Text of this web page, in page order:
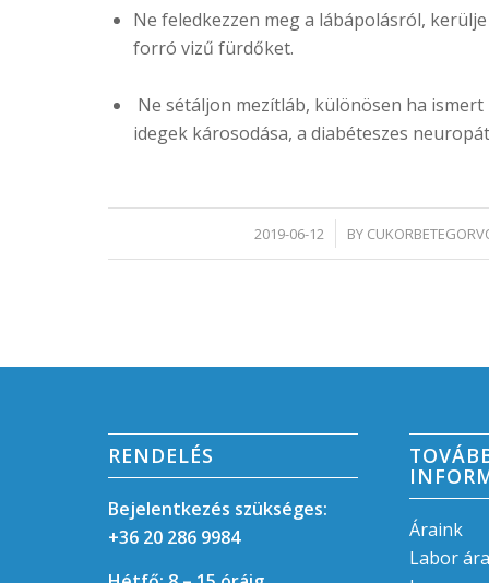
Ne feledkezzen meg a lábápolásról,
forró vizű fürdőket.
Ne sétáljon mezítláb, különösen ha
idegek károsodása, a diabéteszes
2019-06-12
/ BY
RENDELÉS
Bejelentkezés szükséges:
+36 20 286 9984
Áraink
Labor